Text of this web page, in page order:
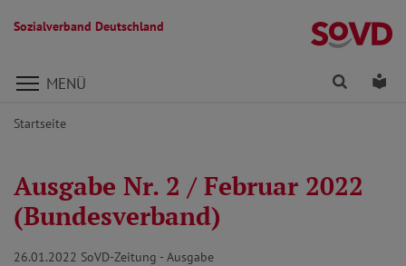
Sozialverband Deutschland
Direkt zu den Inhalten springen
MENÜ Finden
Startseite
Ausgabe Nr. 2 / Februar 2022
(Bundesverband)
26.01.2022 SoVD-Zeitung - Ausgabe